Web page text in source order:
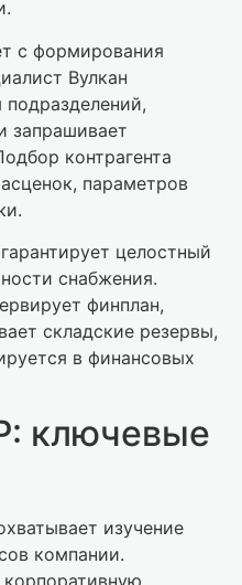
с формирования
Вулкан
подразделений,
запрашивает
контрагента
параметров
целостный
снабжения.
финплан,
складские резервы,
в финансовых
ключевые
изучение
компании.